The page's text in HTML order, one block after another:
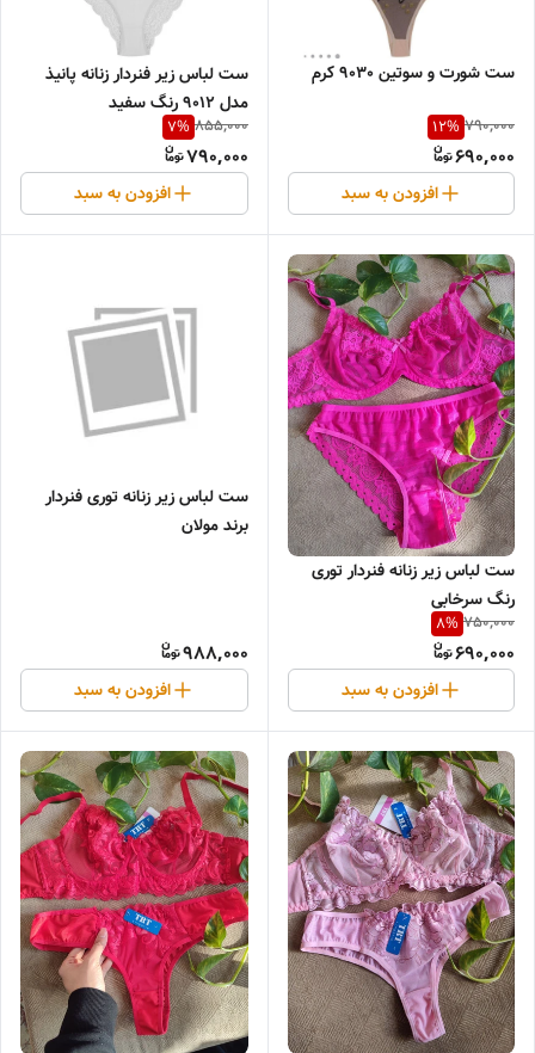
ست شورت و سوتین 9030 کرم
790,000
12%
690,000
افزودن به سبد
ست لباس زیر فنردار زنانه پانیذ
مدل 9012 رنگ سفید
855,000
7%
790,000
افزودن به سبد
ست لباس زیر زنانه فنردار توری
رنگ سرخابی
750,000
8%
690,000
افزودن به سبد
ست لباس زیر زنانه توری فنردار
برند مولان
988,000
افزودن به سبد